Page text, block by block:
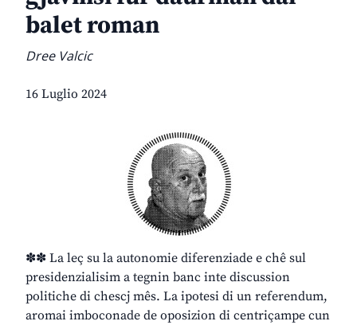
balet roman
Dree Valcic
16 Luglio 2024
✽✽ La leç su la autonomie diferenziade e chê sul
presidenzialisim a tegnin banc inte discussion
politiche di chescj mês. La ipotesi di un referendum,
aromai imboconade de oposizion di centriçampe cun